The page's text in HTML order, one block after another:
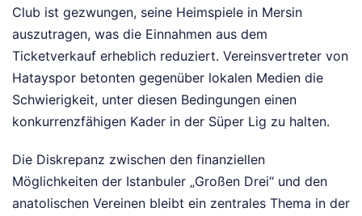
Club ist gezwungen, seine Heimspiele in Mersin
auszutragen, was die Einnahmen aus dem
Ticketverkauf erheblich reduziert. Vereinsvertreter von
Hatayspor betonten gegenüber lokalen Medien die
Schwierigkeit, unter diesen Bedingungen einen
konkurrenzfähigen Kader in der Süper Lig zu halten.
Die Diskrepanz zwischen den finanziellen
Möglichkeiten der Istanbuler „Großen Drei“ und den
anatolischen Vereinen bleibt ein zentrales Thema in der